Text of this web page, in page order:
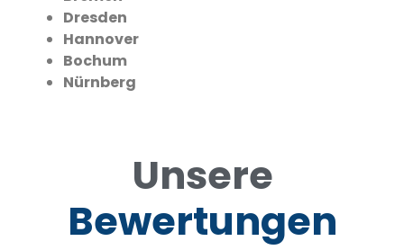
Dresden
Hannover
Bochum
Nürnberg
Unsere
Bewertungen